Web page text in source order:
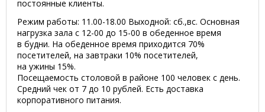
постоянные клиенты.
Режим работы: 11.00-18.00 Выходной: сб.,вс. Основная
нагрузка зала с 12-00 до 15-00 в обеденное время
в будни. На обеденное время приходится 70%
посетителей, на завтраки 10% посетителей,
на ужины 15%.
Посещаемость столовой в районе 100 человек с день.
Средний чек от 7 до 10 рублей. Есть доставка
корпоративного питания.